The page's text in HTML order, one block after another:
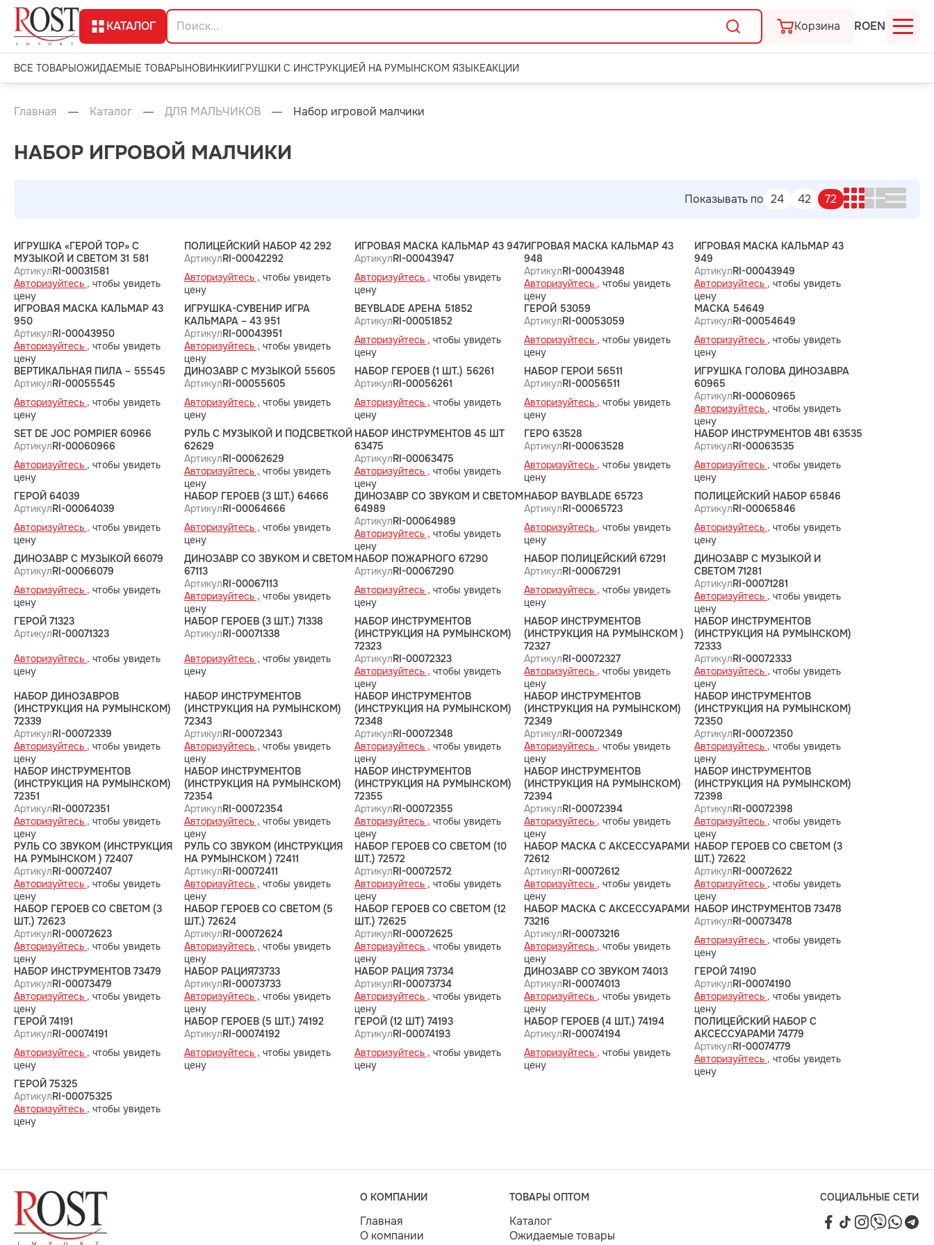
КАТАЛОГ Корзина ROEN
ВСЕ ТОВАРЫОЖИДАЕМЫЕ ТОВАРЫНОВИНКИИГРУШКИ С ИНСТРУКЦИЕЙ НА РУМЫНСКОМ ЯЗЫКЕАКЦИИ
Главная Каталог ДЛЯ МАЛЬЧИКОВ Набор игровой малчики
НАБОР ИГРОВОЙ МАЛЧИКИ
Показывать по 24 42 72
ИГРУШКА «ГЕРОЙ ТОР» С
МУЗЫКОЙ И СВЕТОМ 31 581
АртикулRI-00031581
Авторизуйтесь , чтобы увидеть
цену
ПОЛИЦЕЙСКИЙ НАБОР 42 292
АртикулRI-00042292
Авторизуйтесь , чтобы увидеть
цену
ИГРОВАЯ МАСКА КАЛЬМАР 43 947
АртикулRI-00043947
Авторизуйтесь , чтобы увидеть
цену
ИГРОВАЯ МАСКА КАЛЬМАР 43
948
АртикулRI-00043948
Авторизуйтесь , чтобы увидеть
цену
ИГРОВАЯ МАСКА КАЛЬМАР 43
949
АртикулRI-00043949
Авторизуйтесь , чтобы увидеть
цену
ИГРОВАЯ МАСКА КАЛЬМАР 43
950
АртикулRI-00043950
Авторизуйтесь , чтобы увидеть
цену
ИГРУШКА-СУВЕНИР ИГРА
КАЛЬМАРА – 43 951
АртикулRI-00043951
Авторизуйтесь , чтобы увидеть
цену
BEYBLADE АРЕНА 51852
АртикулRI-00051852
Авторизуйтесь , чтобы увидеть
цену
ГЕРОЙ 53059
АртикулRI-00053059
Авторизуйтесь , чтобы увидеть
цену
МАСКА 54649
АртикулRI-00054649
Авторизуйтесь , чтобы увидеть
цену
ВЕРТИКАЛЬНАЯ ПИЛА – 55545
АртикулRI-00055545
Авторизуйтесь , чтобы увидеть
цену
ДИНОЗАВР С МУЗЫКОЙ 55605
АртикулRI-00055605
Авторизуйтесь , чтобы увидеть
цену
НАБОР ГЕРОЕВ (1 ШТ.) 56261
АртикулRI-00056261
Авторизуйтесь , чтобы увидеть
цену
НАБОР ГЕРОИ 56511
АртикулRI-00056511
Авторизуйтесь , чтобы увидеть
цену
ИГРУШКА ГОЛОВА ДИНОЗАВРА
60965
АртикулRI-00060965
Авторизуйтесь , чтобы увидеть
цену
SET DE JOC POMPIER 60966
АртикулRI-00060966
Авторизуйтесь , чтобы увидеть
цену
РУЛЬ С МУЗЫКОЙ И ПОДСВЕТКОЙ
62629
АртикулRI-00062629
Авторизуйтесь , чтобы увидеть
цену
НАБОР ИНСТРУМЕНТОВ 45 ШТ
63475
АртикулRI-00063475
Авторизуйтесь , чтобы увидеть
цену
ГЕРО 63528
АртикулRI-00063528
Авторизуйтесь , чтобы увидеть
цену
НАБОР ИНСТРУМЕНТОВ 4В1 63535
АртикулRI-00063535
Авторизуйтесь , чтобы увидеть
цену
ГЕРОЙ 64039
АртикулRI-00064039
Авторизуйтесь , чтобы увидеть
цену
НАБОР ГЕРОЕВ (3 ШТ.) 64666
АртикулRI-00064666
Авторизуйтесь , чтобы увидеть
цену
ДИНОЗАВР СО ЗВУКОМ И СВЕТОМ
64989
АртикулRI-00064989
Авторизуйтесь , чтобы увидеть
цену
НАБОР BAYBLADE 65723
АртикулRI-00065723
Авторизуйтесь , чтобы увидеть
цену
ПОЛИЦЕЙСКИЙ НАБОР 65846
АртикулRI-00065846
Авторизуйтесь , чтобы увидеть
цену
ДИНОЗАВР С МУЗЫКОЙ 66079
АртикулRI-00066079
Авторизуйтесь , чтобы увидеть
цену
ДИНОЗАВР СО ЗВУКОМ И СВЕТОМ
67113
АртикулRI-00067113
Авторизуйтесь , чтобы увидеть
цену
НАБОР ПОЖАРНОГО 67290
АртикулRI-00067290
Авторизуйтесь , чтобы увидеть
цену
НАБОР ПОЛИЦЕЙСКИЙ 67291
АртикулRI-00067291
Авторизуйтесь , чтобы увидеть
цену
ДИНОЗАВР С МУЗЫКОЙ И
СВЕТОМ 71281
АртикулRI-00071281
Авторизуйтесь , чтобы увидеть
цену
ГЕРОЙ 71323
АртикулRI-00071323
Авторизуйтесь , чтобы увидеть
цену
НАБОР ГЕРОЕВ (3 ШТ.) 71338
АртикулRI-00071338
Авторизуйтесь , чтобы увидеть
цену
НАБОР ИНСТРУМЕНТОВ
(ИНСТРУКЦИЯ НА РУМЫНСКОМ)
72323
АртикулRI-00072323
Авторизуйтесь , чтобы увидеть
цену
НАБОР ИНСТРУМЕНТОВ
(ИНСТРУКЦИЯ НА РУМЫНСКОМ )
72327
АртикулRI-00072327
Авторизуйтесь , чтобы увидеть
цену
НАБОР ИНСТРУМЕНТОВ
(ИНСТРУКЦИЯ НА РУМЫНСКОМ)
72333
АртикулRI-00072333
Авторизуйтесь , чтобы увидеть
цену
НАБОР ДИНОЗАВРОВ
(ИНСТРУКЦИЯ НА РУМЫНСКОМ)
72339
АртикулRI-00072339
Авторизуйтесь , чтобы увидеть
цену
НАБОР ИНСТРУМЕНТОВ
(ИНСТРУКЦИЯ НА РУМЫНСКОМ)
72343
АртикулRI-00072343
Авторизуйтесь , чтобы увидеть
цену
НАБОР ИНСТРУМЕНТОВ
(ИНСТРУКЦИЯ НА РУМЫНСКОМ)
72348
АртикулRI-00072348
Авторизуйтесь , чтобы увидеть
цену
НАБОР ИНСТРУМЕНТОВ
(ИНСТРУКЦИЯ НА РУМЫНСКОМ)
72349
АртикулRI-00072349
Авторизуйтесь , чтобы увидеть
цену
НАБОР ИНСТРУМЕНТОВ
(ИНСТРУКЦИЯ НА РУМЫНСКОМ)
72350
АртикулRI-00072350
Авторизуйтесь , чтобы увидеть
цену
НАБОР ИНСТРУМЕНТОВ
(ИНСТРУКЦИЯ НА РУМЫНСКОМ)
72351
АртикулRI-00072351
Авторизуйтесь , чтобы увидеть
цену
НАБОР ИНСТРУМЕНТОВ
(ИНСТРУКЦИЯ НА РУМЫНСКОМ)
72354
АртикулRI-00072354
Авторизуйтесь , чтобы увидеть
цену
НАБОР ИНСТРУМЕНТОВ
(ИНСТРУКЦИЯ НА РУМЫНСКОМ)
72355
АртикулRI-00072355
Авторизуйтесь , чтобы увидеть
цену
НАБОР ИНСТРУМЕНТОВ
(ИНСТРУКЦИЯ НА РУМЫНСКОМ)
72394
АртикулRI-00072394
Авторизуйтесь , чтобы увидеть
цену
НАБОР ИНСТРУМЕНТОВ
(ИНСТРУКЦИЯ НА РУМЫНСКОМ)
72398
АртикулRI-00072398
Авторизуйтесь , чтобы увидеть
цену
РУЛЬ СО ЗВУКОМ (ИНСТРУКЦИЯ
НА РУМЫНСКОМ ) 72407
АртикулRI-00072407
Авторизуйтесь , чтобы увидеть
цену
РУЛЬ СО ЗВУКОМ (ИНСТРУКЦИЯ
НА РУМЫНСКОМ ) 72411
АртикулRI-00072411
Авторизуйтесь , чтобы увидеть
цену
НАБОР ГЕРОЕВ СО СВЕТОМ (10
ШТ.) 72572
АртикулRI-00072572
Авторизуйтесь , чтобы увидеть
цену
НАБОР МАСКА С АКСЕССУАРАМИ
72612
АртикулRI-00072612
Авторизуйтесь , чтобы увидеть
цену
НАБОР ГЕРОЕВ СО СВЕТОМ (3
ШТ.) 72622
АртикулRI-00072622
Авторизуйтесь , чтобы увидеть
цену
НАБОР ГЕРОЕВ СО СВЕТОМ (3
ШТ.) 72623
АртикулRI-00072623
Авторизуйтесь , чтобы увидеть
цену
НАБОР ГЕРОЕВ СО СВЕТОМ (5
ШТ.) 72624
АртикулRI-00072624
Авторизуйтесь , чтобы увидеть
цену
НАБОР ГЕРОЕВ СО СВЕТОМ (12
ШТ.) 72625
АртикулRI-00072625
Авторизуйтесь , чтобы увидеть
цену
НАБОР МАСКА С АКСЕССУАРАМИ
73216
АртикулRI-00073216
Авторизуйтесь , чтобы увидеть
цену
НАБОР ИНСТРУМЕНТОВ 73478
АртикулRI-00073478
Авторизуйтесь , чтобы увидеть
цену
НАБОР ИНСТРУМЕНТОВ 73479
АртикулRI-00073479
Авторизуйтесь , чтобы увидеть
цену
НАБОР РАЦИЯ73733
АртикулRI-00073733
Авторизуйтесь , чтобы увидеть
цену
НАБОР РАЦИЯ 73734
АртикулRI-00073734
Авторизуйтесь , чтобы увидеть
цену
ДИНОЗАВР СО ЗВУКОМ 74013
АртикулRI-00074013
Авторизуйтесь , чтобы увидеть
цену
ГЕРОЙ 74190
АртикулRI-00074190
Авторизуйтесь , чтобы увидеть
цену
ГЕРОЙ 74191
АртикулRI-00074191
Авторизуйтесь , чтобы увидеть
цену
НАБОР ГЕРОЕВ (5 ШТ.) 74192
АртикулRI-00074192
Авторизуйтесь , чтобы увидеть
цену
ГЕРОЙ (12 ШТ) 74193
АртикулRI-00074193
Авторизуйтесь , чтобы увидеть
цену
НАБОР ГЕРОЕВ (4 ШТ.) 74194
АртикулRI-00074194
Авторизуйтесь , чтобы увидеть
цену
ПОЛИЦЕЙСКИЙ НАБОР С
АКСЕССУАРАМИ 74779
АртикулRI-00074779
Авторизуйтесь , чтобы увидеть
цену
ГЕРОЙ 75325
АртикулRI-00075325
Авторизуйтесь , чтобы увидеть
цену
О КОМПАНИИ
Главная
О компании
ТОВАРЫ ОПТОМ
Каталог
Ожидаемые товары
СОЦИАЛЬНЫЕ СЕТИ